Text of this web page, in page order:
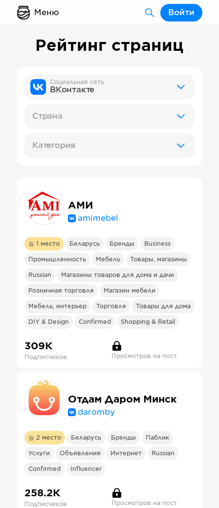
Меню Войти
Рейтинг страниц
Социальная сеть
ВКонтакте
Страна
Категория
АМИ
amimebel
1 место Беларусь Бренды Business
Промышленность Мебель Товары, магазины
Russian Магазины товаров для дома и дачи
Розничная торговля Магазин мебели
Мебель, интерьер Торговля Товары для дома
DIY & Design Confirmed Shopping & Retail
309К
Подписчиков Просмотров на пост
Отдам Даром Минск
daromby
2 место Беларусь Бренды Паблик
Услуги Объявления Интернет Russian
Confirmed Influencer
258.2К
Подписчиков Просмотров на пост